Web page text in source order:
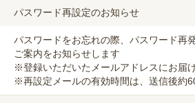
パスワード再設定のお知らせ
パスワードをお忘れの際、パスワード再
ご案内をお知らせします
※登録いただいたメールアドレスにお届
※再設定メールの有効時間は、送信後約